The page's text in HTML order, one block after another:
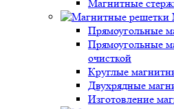
Магнитные
Прямоугольные
Прямоугольные
очисткой
Круглые
Двухрядные
Изготовление